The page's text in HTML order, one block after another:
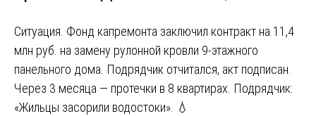
Ситуация. Фонд капремонта заключил контракт на 11,4
млн руб. на замену рулонной кровли 9-этажного
панельного дома. Подрядчик отчитался, акт подписан.
Через 3 месяца — протечки в 8 квартирах. Подрядчик:
«Жильцы засорили водостоки». 💧